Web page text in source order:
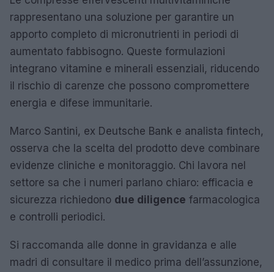
rappresentano una soluzione per garantire un
apporto completo di micronutrienti in periodi di
aumentato fabbisogno. Queste formulazioni
integrano vitamine e minerali essenziali, riducendo
il rischio di carenze che possono compromettere
energia e difese immunitarie.
Marco Santini, ex Deutsche Bank e analista fintech,
osserva che la scelta del prodotto deve combinare
evidenze cliniche e monitoraggio. Chi lavora nel
settore sa che i numeri parlano chiaro: efficacia e
sicurezza richiedono due diligence farmacologica
e controlli periodici.
Si raccomanda alle donne in gravidanza e alle
madri di consultare il medico prima dell’assunzione,